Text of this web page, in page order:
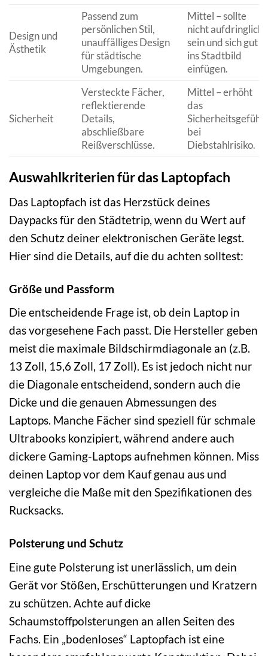
Design und
Ästhetik
Passend zum
persönlichen Stil,
unauffälliges Design
für städtische
Umgebungen.
Mittel – sollte
nicht aufdringlich
sein und sich gut
ins Stadtbild
einfügen.
Sicherheit
Versteckte Fächer,
reflektierende
Details,
abschließbare
Reißverschlüsse.
Mittel – erhöht
das
Sicherheitsgefühl
bei
Diebstahlrisiko.
Auswahlkriterien für das Laptopfach
Das Laptopfach ist das Herzstück deines
Daypacks für den Städtetrip, wenn du Wert auf
den Schutz deiner elektronischen Geräte legst.
Hier sind die Details, auf die du achten solltest:
Größe und Passform
Die entscheidende Frage ist, ob dein Laptop in
das vorgesehene Fach passt. Die Hersteller geben
meist die maximale Bildschirmdiagonale an (z.B.
13 Zoll, 15,6 Zoll, 17 Zoll). Es ist jedoch nicht nur
die Diagonale entscheidend, sondern auch die
Dicke und die genauen Abmessungen des
Laptops. Manche Fächer sind speziell für schmale
Ultrabooks konzipiert, während andere auch
dickere Gaming-Laptops aufnehmen können. Miss
deinen Laptop vor dem Kauf genau aus und
vergleiche die Maße mit den Spezifikationen des
Rucksacks.
Polsterung und Schutz
Eine gute Polsterung ist unerlässlich, um dein
Gerät vor Stößen, Erschütterungen und Kratzern
zu schützen. Achte auf dicke
Schaumstoffpolsterungen an allen Seiten des
Fachs. Ein „bodenloses“ Laptopfach ist eine